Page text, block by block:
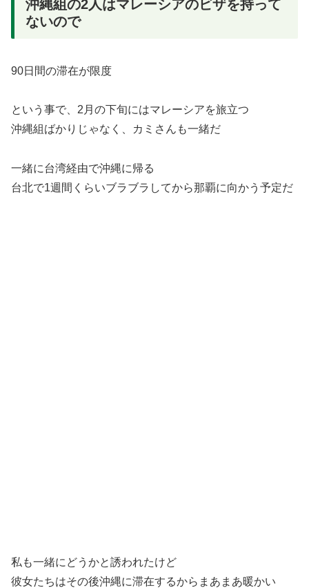
沖縄組の2人はマレーシアのビザを持って
ないので
90日間の滞在が限度
という事で、2月の下旬にはマレーシアを旅立つ
沖縄組ばかりじゃなく、カミさんも一緒だ
一緒に台湾経由で沖縄に帰る
台北で1週間くらいブラブラしてから那覇に向かう予定だ
私も一緒にどうかと誘われたけど
彼女たちはその後沖縄に滞在するからまあまあ暖かい